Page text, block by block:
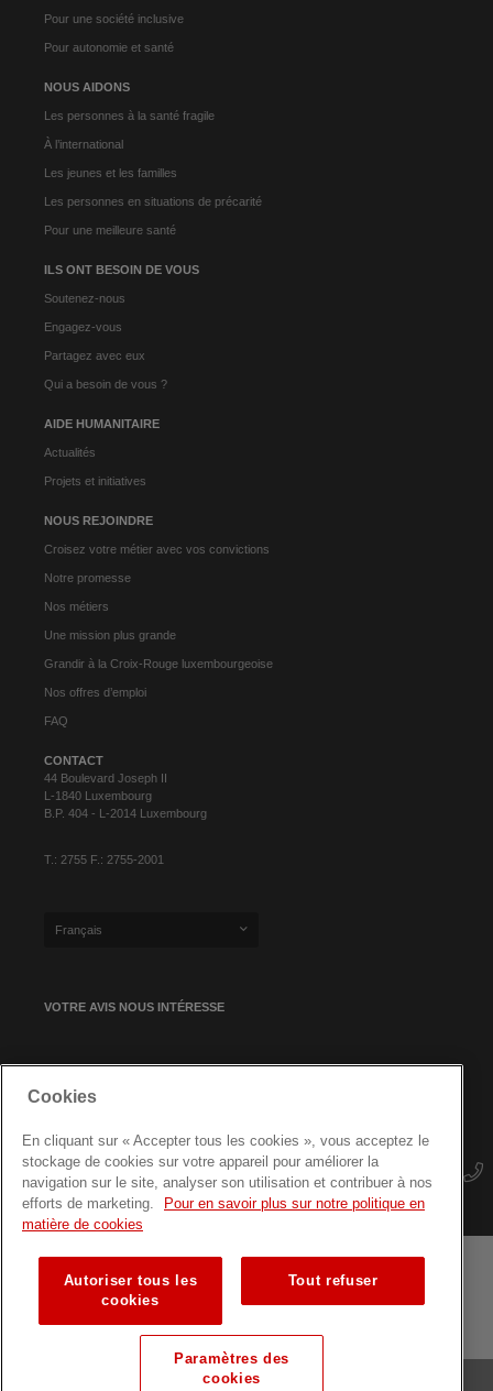
Pour une société inclusive
Pour autonomie et santé
NOUS AIDONS
Les personnes à la santé fragile
À l’international
Les jeunes et les familles
Les personnes en situations de précarité
Pour une meilleure santé
ILS ONT BESOIN DE VOUS
Soutenez-nous
Engagez-vous
Partagez avec eux
Qui a besoin de vous ?
AIDE HUMANITAIRE
Actualités
Projets et initiatives
NOUS REJOINDRE
Croisez votre métier avec vos convictions
Notre promesse
Nos métiers
Une mission plus grande
Grandir à la Croix-Rouge luxembourgeoise
Nos offres d’emploi
FAQ
CONTACT
44 Boulevard Joseph II
L-1840 Luxembourg
B.P. 404 - L-2014 Luxembourg
T.: 2755 F.: 2755-2001
Français
VOTRE AVIS NOUS INTÉRESSE
NEWSLETTER
Mentions Légales Protection des données
Plan du site
Formations pour professionnels
© Croix-Rouge luxembourgeoise
Cookies
En cliquant sur « Accepter tous les cookies », vous acceptez le
stockage de cookies sur votre appareil pour améliorer la
navigation sur le site, analyser son utilisation et contribuer à nos
efforts de marketing.
Pour en savoir plus sur notre politique en
matière de cookies
Autoriser tous les
cookies
Tout refuser
Paramètres des
cookies